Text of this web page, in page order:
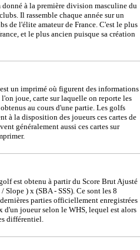
à la première division masculine du
Il rassemble chaque année sur un
de l'élite amateur de France. C'est le plus
et le plus ancien puisque sa création
un imprimé où figurent des informations
l'on joue, carte sur laquelle on reporte les
au cours d'une partie. Les golfs
à la disposition des joueurs ces cartes de
généralement aussi ces cartes sur
est obtenu à partir du Score Brut Ajusté
) x (SBA - SSS). Ce sont les 8
parties officiellement enregistrées
joueur selon le WHS, lequel est alors
différentiel.